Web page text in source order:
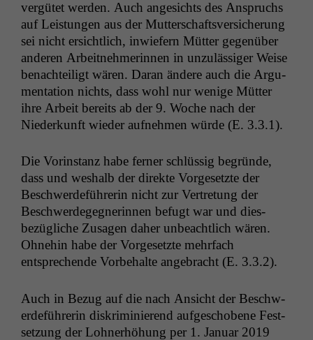
vergütet wer­den. Auch angesichts des Anspruchs
auf Leis­tun­gen aus der Mut­ter­schaftsver­sicherung
sei nicht ersichtlich, inwiefern Müt­ter gegenüber
anderen Arbeit­nehmerin­nen in unzuläs­siger Weise
benachteiligt wären. Daran ändere auch die Argu­
men­ta­tion nichts, dass wohl nur wenige Müt­ter
ihre Arbeit bere­its ab der 9. Woche nach der
Niederkun­ft wieder aufnehmen würde (E. 3.3.1).
Die Vorin­stanz habe fern­er schlüs­sig begründe,
dass und weshalb der direk­te Vorge­set­zte der
Beschw­erde­führerin nicht zur Vertre­tung der
Beschw­erdegeg­ner­in­nen befugt war und dies­
bezügliche Zusagen daher unbeachtlich wären.
Ohne­hin habe der Vorge­set­zte mehrfach
entsprechende Vor­be­halte ange­bracht (E. 3.3.2).
Auch in Bezug auf die nach Ansicht der Beschw­
erde­führerin diskri­m­inierend aufgeschobene Fest­
set­zung der Lohn­er­höhung per 1. Jan­u­ar 2019